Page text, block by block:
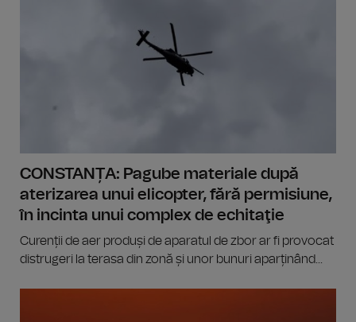
CONSTANȚA: Pagube materiale după
aterizarea unui elicopter, fără permisiune,
în incinta unui complex de echitaţie
Curenții de aer produși de aparatul de zbor ar fi provocat
distrugeri la terasa din zonă și unor bunuri aparținând...